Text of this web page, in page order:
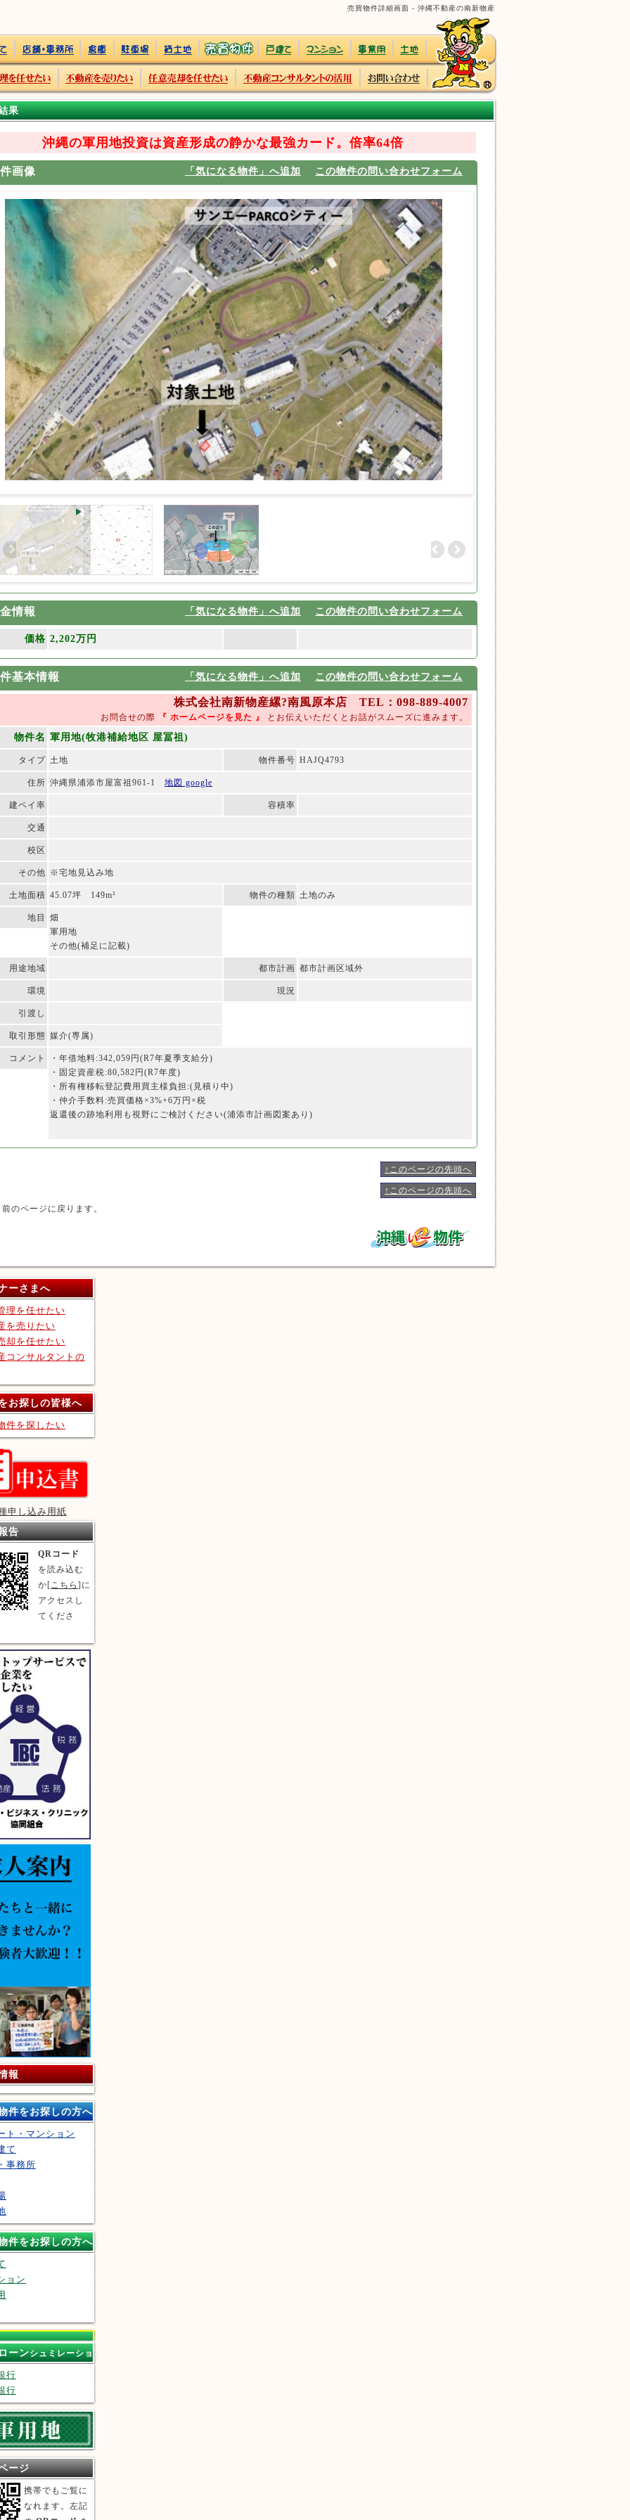
売買物件詳細画面 - 沖縄不動産の南新物産
果
沖縄の軍用地投資は資産形成の静かな最強カード。倍率64倍
画像 「気になる物件」へ追加 この物件の問い合わせフォーム
情報 「気になる物件」へ追加 この物件の問い合わせフォーム
価格 2,202万円
基本情報 「気になる物件」へ追加 この物件の問い合わせフォーム
株式会社南新物産縲?南風原本店 TEL：098-889-4007
お問合せの際 『 ホームページを見た 』 とお伝えいただくとお話がスムーズに進みます。
物件名 軍用地(牧港補給地区 屋冨祖)
タイプ 土地 物件番号 HAJQ4793
住所 沖縄県浦添市屋富祖961-1 地図 google
建ペイ率 容積率
交通
校区
その他 ※宅地見込み地
土地面積 45.07坪 149m² 物件の種類 土地のみ
地目
畑
軍用地
その他(補足に記載)
用途地域 都市計画 都市計画区域外
環境 現況
引渡し
取引形態 媒介(専属)
コメント
・年借地料:342,059円(R7年夏季支給分)
・固定資産税:80,582円(R7年度)
・所有権移転登記費用買主様負担:(見積り中)
・仲介手数料:売買価格×3%+6万円×税
返還後の跡地利用も視野にご検討ください(浦添市計画図案あり)
↑このページの先頭へ
↑このページの先頭へ
前のページに戻ります。
ーさまへ
理を任せたい
を売りたい
却を任せたい
コンサルタントの
お探しの皆様へ
件を探したい
申し込み用紙
告
QRコード
を読み込む
か[こちら ]に
アクセスし
てくださ
報
件をお探しの方へ
ト・マンション
て
事務所
件をお探しの方へ
ョン
ーンシュミレーショ
行
行
ージ
携帯でもご覧に
なれます。左記